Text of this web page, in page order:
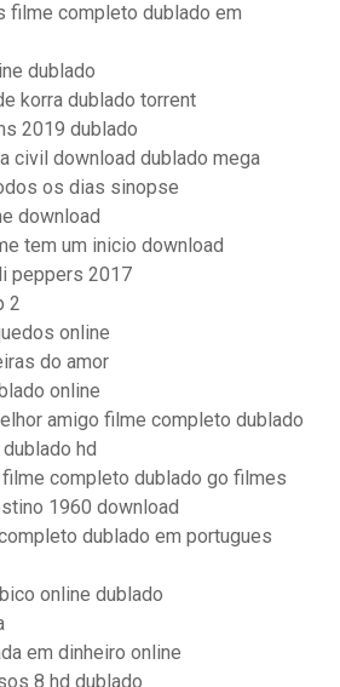
filme completo dublado em
dublado
korra dublado torrent
2019 dublado
civil download dublado mega
os dias sinopse
download
tem um inicio download
peppers 2017
2
online
do amor
online
amigo filme completo dublado
hd
completo dublado go filmes
1960 download
dublado em portugues
online dublado
em dinheiro online
8 hd dublado